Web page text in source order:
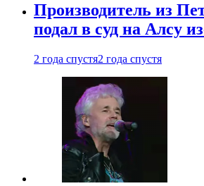
Производитель из
подал в суд на Алсу
2 года спустя2 года спустя